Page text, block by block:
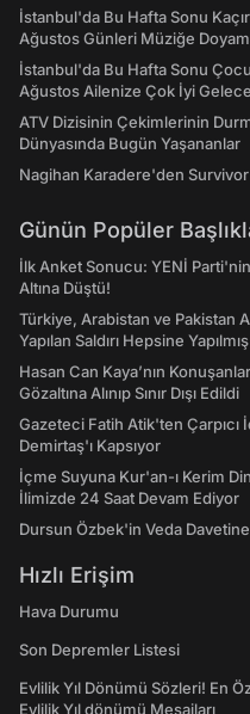
İstanbul'da Bu Hafta Sonu
Ağustos Günleri Müziğe
İstanbul'da Bu Hafta Sonu
Ağustos Ailenize Çok İyi
ATV Dizisinin Çekimlerinin
Dünyasında Bugün Yaşananlar
Nagihan Karadere'den
Günün Popüler
İlk Anket Sonucu: YENİ
Altına Düştü!
Türkiye, Arabistan ve Pakistan
Yapılan Saldırı Hepsine
Hasan Can Kaya’nın
Gözaltına Alınıp Sınır Dışı Edildi
Gazeteci Fatih Atik'ten Çarpıcı
Demirtaş'ı Kapsıyor
İçme Suyuna Kur'an-ı Kerim
İlimizde 24 Saat Devam Ediyor
Dursun Özbek'in Veda
Hızlı Erişim
Hava Durumu
Son Depremler Listesi
Evlilik Yıl Dönümü Sözleri! En
Evlilik Yıl dönümü Mesajları